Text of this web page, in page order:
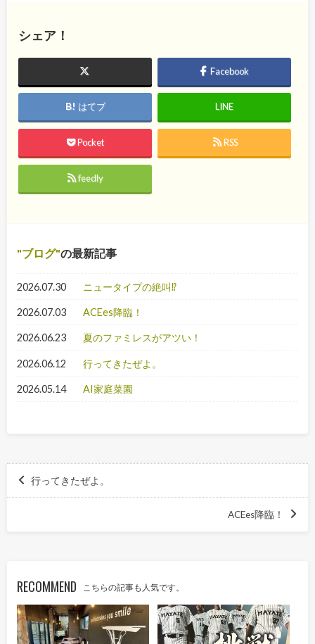
シェア！
Facebook
はてブ LINE
Pocket RSS
feedly
ブログ の最新記事
2026.07.30 ニュータイプの絶叫⁉
2026.07.03 ACEes降臨！
2026.06.23 夏のファミレスがアツい！
2026.06.12 行ってきたぜよ。
2026.05.14 AI家庭菜園
行ってきたぜよ。
ACEes降臨！
RECOMMEND こちらの記事も人気です。